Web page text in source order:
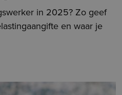
in 2025? Zo geef
en waar je